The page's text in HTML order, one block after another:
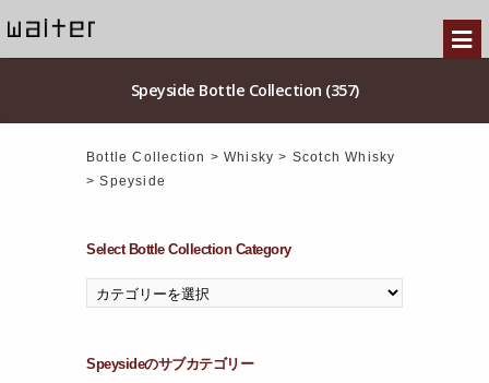
Speyside Bottle Collection (357)
Bottle Collection >Whisky > Scotch Whisky
>Speyside
Select Bottle Collection Category
Speysideのサブカテゴリー